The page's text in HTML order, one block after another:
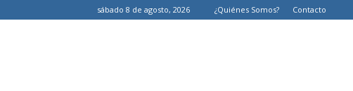
sábado 8 de agosto, 2026 ¿Quiénes Somos? Contacto